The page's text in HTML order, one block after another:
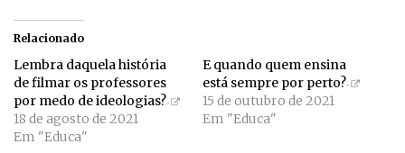
Relacionado
Lembra daquela história
de filmar os professores
por medo de ideologias?
18 de agosto de 2021
Em "Educa"
E quando quem ensina
está sempre por perto?
15 de outubro de 2021
Em "Educa"